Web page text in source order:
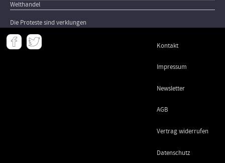
Welthandel
Die Proteste sind verklungen
Meta
- Kontakt
Impressum
Newsletter
AGB
Vertrag widerrufen
Datenschutz